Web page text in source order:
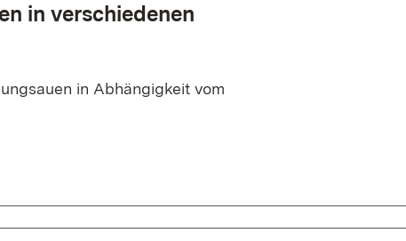
in verschiedenen
in Abhängigkeit vom